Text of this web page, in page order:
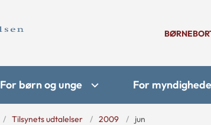
For børn og unge For
Tilsynets udtalelser 2009 jun